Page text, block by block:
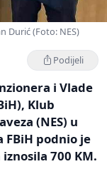
Durić (Foto: NES)
Podijeli
i Vlade
Klub
(NES) u
podnio je
700 KM.